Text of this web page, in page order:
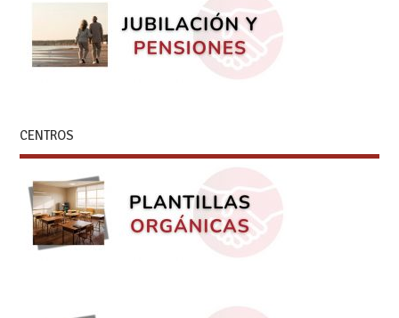
CENTROS